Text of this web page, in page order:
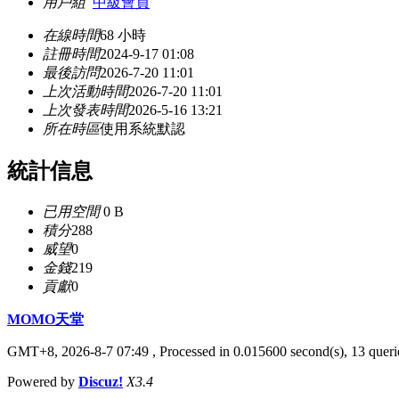
在線時間68 小時
註冊時間2024-9-17 01:08
最後訪問2026-7-20 11:01
上次活動時間2026-7-20 11:01
上次發表時間2026-5-16 13:21
所在時區使用系統默認
統計信息
已用空間0 B
積分288
威望0
金錢219
貢獻0
MOMO天堂
GMT+8, 2026-8-7 07:49 , Processed in 0.015600 second(s), 13
Powered by Discuz! X3.4